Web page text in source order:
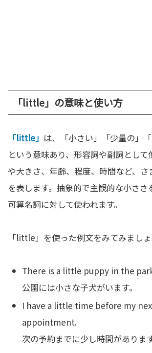
「little」の意味と使い方
「little」 は、「小さい」「少量の」「
という意味あり、形容詞や副詞として
や大きさ、年齢、程度、時間など、さ
を表します。抽象的で主観的な小ささ
可算名詞に対して使われます。
「little」を使った例文をみてみましょ
There is a little puppy in the
公園には小さな子犬がいます。
I have a little time before my
appointment.
次の予約までに少し時間があります